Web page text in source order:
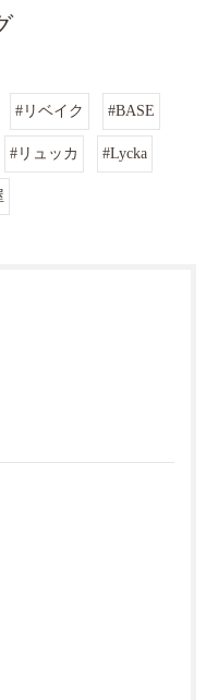
#リベイク #BASE
#リュッカ #Lycka